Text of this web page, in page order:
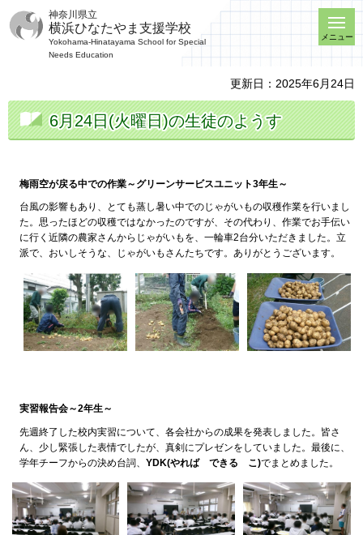
神奈川県立
横浜ひなたやま支援学校
Yokohama-Hinatayama School for Special
Needs Education
メニュー
更新日：2025年6月24日
6月24日(火曜日)の生徒のようす
梅雨空が戻る中での作業～グリーンサービスユニット3年生～
台風の影響もあり、とても蒸し暑い中でのじゃがいもの収穫作業を行いまし
た。思ったほどの収穫ではなかったのですが、その代わり、作業でお手伝い
に行く近隣の農家さんからじゃがいもを、一輪車2台分いただきました。立
派で、おいしそうな、じゃがいもさんたちです。ありがとうございます。
実習報告会～2年生～
先週終了した校内実習について、各会社からの成果を発表しました。皆さ
ん、少し緊張した表情でしたが、真剣にプレゼンをしていました。最後に、
学年チーフからの決め台詞、 YDK(やれば できる こ )でまとめました。